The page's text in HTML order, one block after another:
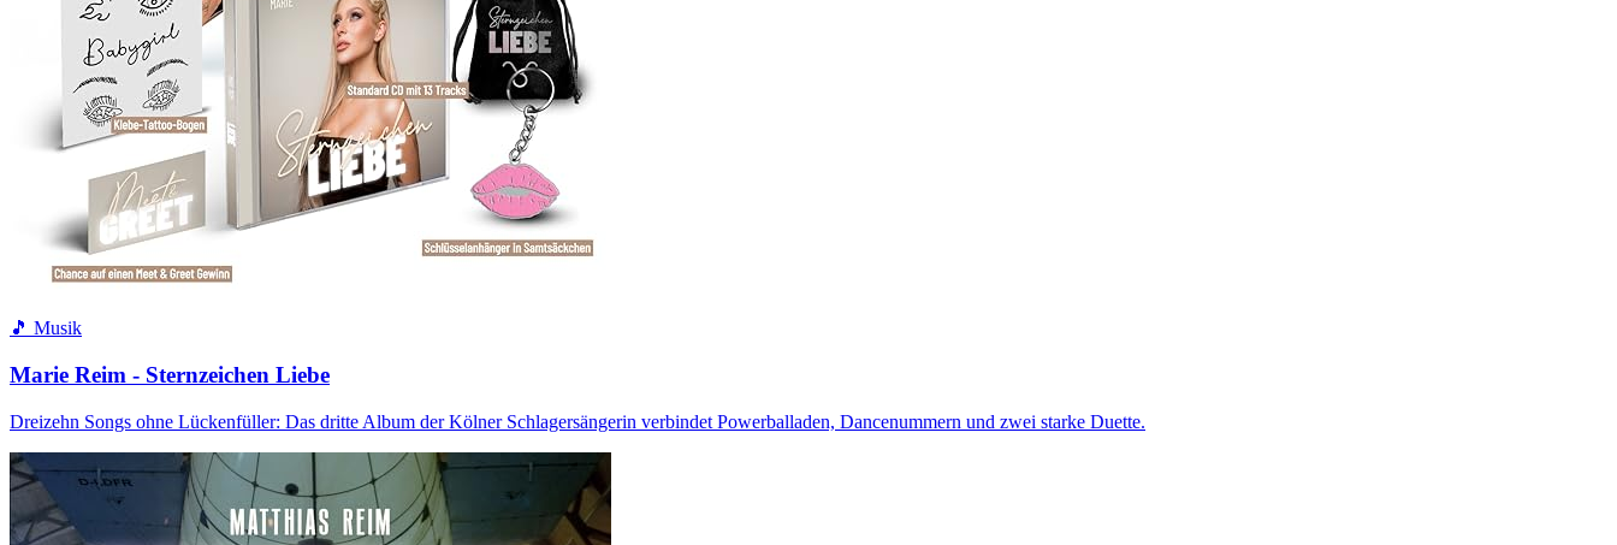
🎵 Musik
Marie Reim - Sternzeichen Liebe
Dreizehn Songs ohne Lückenfüller: Das dritte Album der Kölner Schlagersängerin verbindet Powerballaden, Dancenummern und zwei starke Duette.